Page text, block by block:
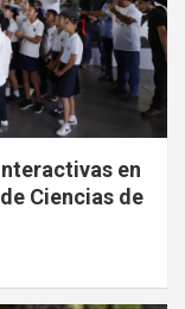
en
Ciencias de